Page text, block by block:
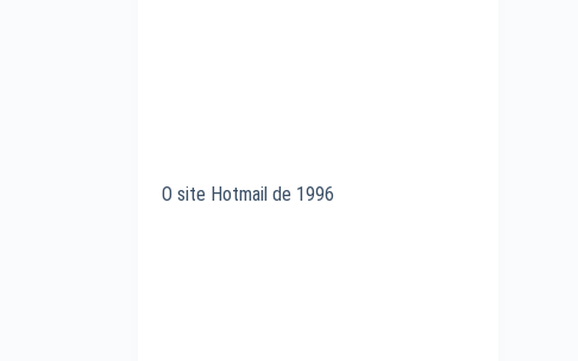
O site Hotmail de 1996